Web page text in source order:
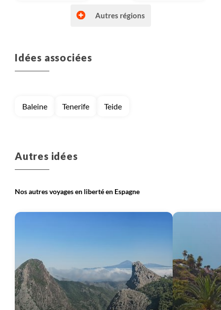
Voyage
Canaries (Espagne)
Autres régions
Idées associées
Baleine Tenerife Teide
Autres idées
Nos autres voyages en liberté en Espagne